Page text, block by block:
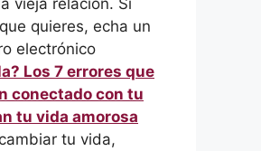
quieres, echa un
electrónico
Los 7 errores que
conectado con tu
tu vida amorosa
tu vida,